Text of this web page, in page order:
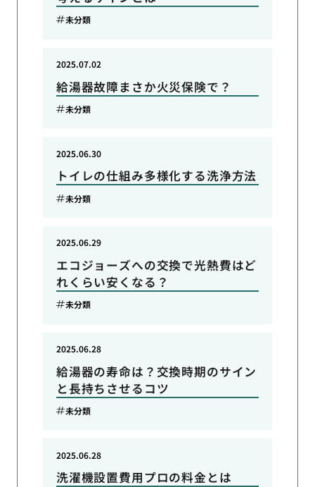
未分類
給湯器故障まさか火災保険で？
2025.07.02
未分類
トイレの仕組み多様化する洗浄方法
2025.06.30
未分類
エコジョーズへの交換で光熱費はど
れくらい安くなる？
2025.06.29
未分類
給湯器の寿命は？交換時期のサイン
と長持ちさせるコツ
2025.06.28
未分類
洗濯機設置費用プロの料金とは
2025.06.28